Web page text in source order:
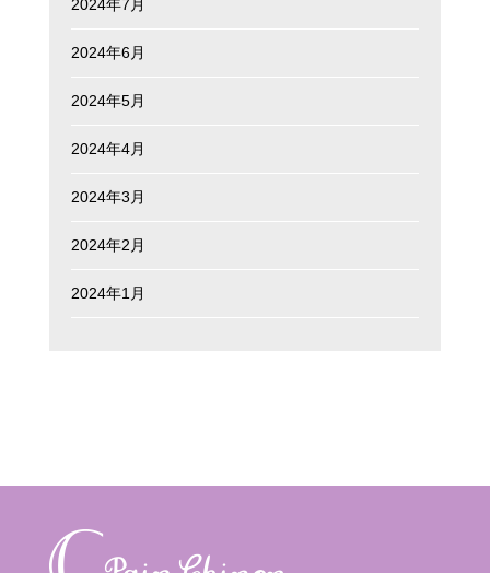
2024年7月
2024年6月
2024年5月
2024年4月
2024年3月
2024年2月
2024年1月